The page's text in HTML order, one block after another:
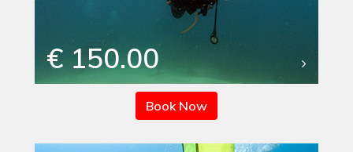
€ 150.00
Book Now